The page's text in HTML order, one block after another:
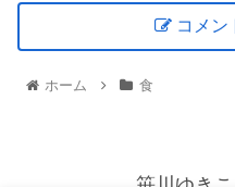
コメン
ホーム 食